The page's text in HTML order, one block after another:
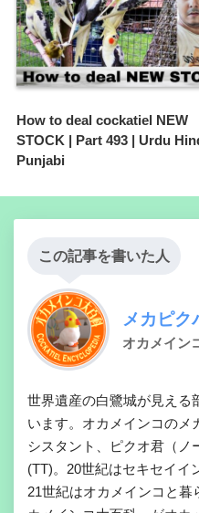
How to deal cockatiel NEW
STOCK | Part 493 | Urdu
Punjabi
この記事を書いた人
メカピク
オカメイン
世界遺産の白鷺城が見える
います。オカメインコのメ
シスタント、ピクオ君（
(TT)。20世紀はセキセイイ
21世紀はオカメインコと